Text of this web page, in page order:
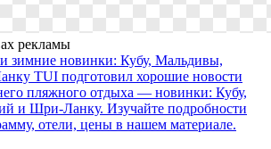
рекламы
зимние новинки: Кубу, Мальдивы,
TUI подготовил хорошие новости
пляжного отдыха — новинки: Кубу,
и Шри-Ланку. Изучайте подробности
отели, цены в нашем материале.